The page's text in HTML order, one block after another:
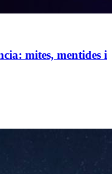
mites, mentides i